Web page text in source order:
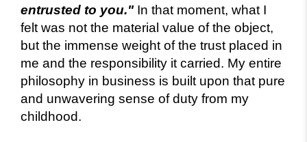
entrusted to you." In that moment, what I
felt was not the material value of the object,
but the immense weight of the trust placed in
me and the responsibility it carried. My entire
philosophy in business is built upon that pure
and unwavering sense of duty from my
childhood.